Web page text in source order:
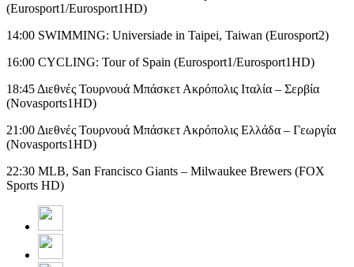
(Eurosport1/Eurosport1HD)
14:00 SWIMMING: Universiade in Taipei, Taiwan (Eurosport2)
16:00 CYCLING: Tour of Spain (Eurosport1/Eurosport1HD)
18:45 Διεθνές Τουρνουά Μπάσκετ Ακρόπολις Ιταλία – Σερβία
(Novasports1HD)
21:00 Διεθνές Τουρνουά Μπάσκετ Ακρόπολις Ελλάδα – Γεωργία
(Novasports1HD)
22:30 MLB, San Francisco Giants – Milwaukee Brewers (FOX
Sports HD)